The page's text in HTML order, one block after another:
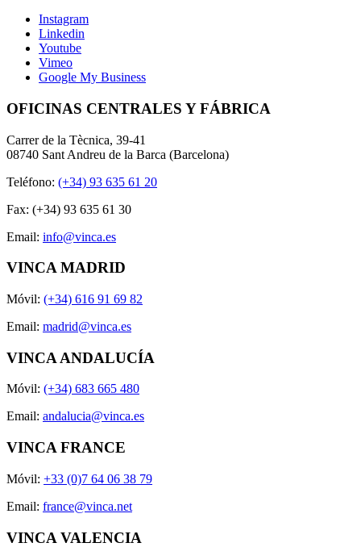
Instagram
Linkedin
Youtube
Vimeo
Google My Business
OFICINAS CENTRALES Y FÁBRICA
Carrer de la Tècnica, 39-41
08740 Sant Andreu de la Barca (Barcelona)
Teléfono: (+34) 93 635 61 20
Fax: (+34) 93 635 61 30
Email: info@vinca.es
VINCA MADRID
Móvil: (+34) 616 91 69 82
Email: madrid@vinca.es
VINCA ANDALUCÍA
Móvil: (+34) 683 665 480
Email: andalucia@vinca.es
VINCA FRANCE
Móvil: +33 (0)7 64 06 38 79
Email: france@vinca.net
VINCA VALENCIA